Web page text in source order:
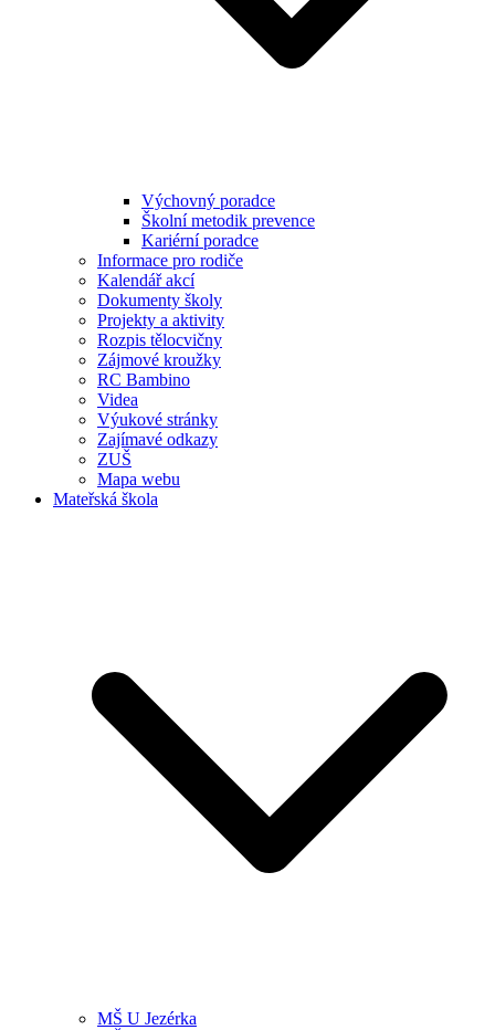
Výchovný poradce
Školní metodik prevence
Kariérní poradce
Informace pro rodiče
Kalendář akcí
Dokumenty školy
Projekty a aktivity
Rozpis tělocvičny
Zájmové kroužky
RC Bambino
Videa
Výukové stránky
Zajímavé odkazy
ZUŠ
Mapa webu
Mateřská škola
MŠ U Jezérka